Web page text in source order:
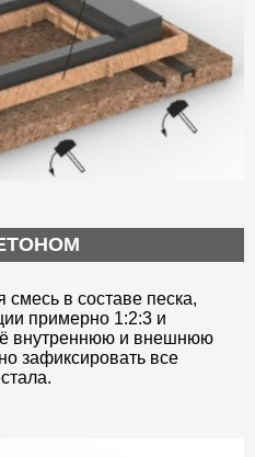
смесь в составе песка,
примерно 1:2:3 и
внутреннюю и внешнюю
зафиксировать все